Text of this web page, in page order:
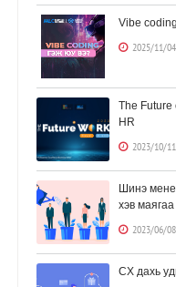
Vibe
2025/11/04
The Future
HR
2023/10/11
Шинэ
хэв
2023/06/08
CX дахь